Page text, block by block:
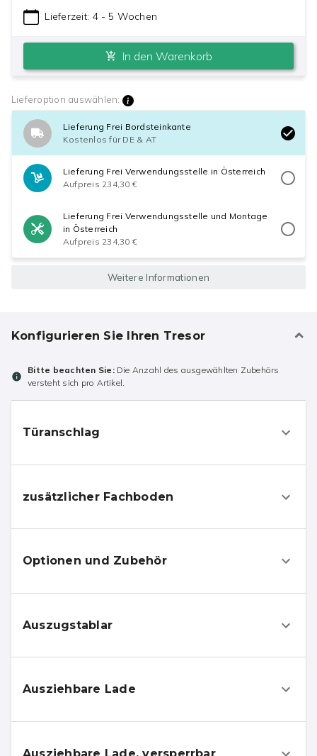
Lieferzeit: 4 - 5 Wochen
In den Warenkorb
Lieferoption auswählen:
Lieferung Frei Bordsteinkante
Kostenlos für DE & AT
Lieferung Frei Verwendungsstelle in Österreich
Aufpreis 234,30 €
Lieferung Frei Verwendungsstelle und Montage
in Österreich
Aufpreis 234,30 €
Weitere Informationen
Konfigurieren Sie Ihren Tresor
Bitte beachten Sie:Die Anzahl des ausgewählten Zubehörs
versteht sich pro Artikel.
Türanschlag
zusätzlicher Fachboden
Optionen und Zubehör
Auszugstablar
Ausziehbare Lade